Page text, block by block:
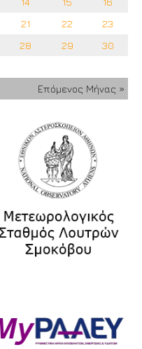
21 22
23
28 29
30
Επόμενος Μήνας »